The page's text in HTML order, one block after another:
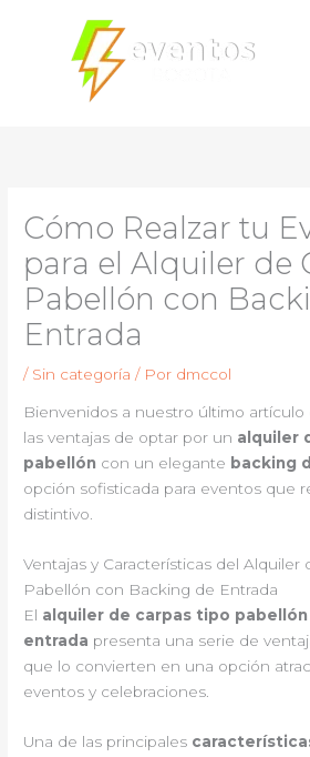
contenido
Cómo Realzar tu
para el Alquiler de
Pabellón con
Entrada
/ Sin categoría / Por dmccol
Bienvenidos a nuestro último
las ventajas de optar por un alquiler
pabellón con un elegante backing
opción sofisticada para eventos que
distintivo.
Ventajas y Características del Alquiler
Pabellón con Backing de Entrada
El alquiler de carpas tipo
entrada presenta una serie de
que lo convierten en una opción
eventos y celebraciones.
Una de las principales